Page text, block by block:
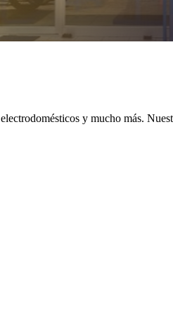
y mucho más.